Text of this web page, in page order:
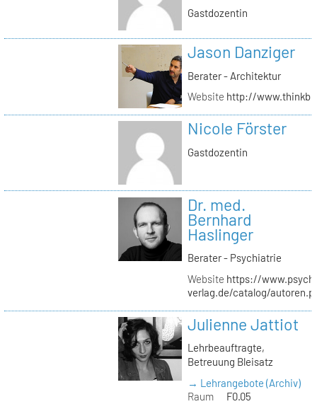
Gastdozentin
Jason Danziger
Berater - Architektur
Website http://
Nicole Förster
Gastdozentin
Dr. med.
Bernhard
Haslinger
Berater - Psychiatrie
Website https://
verlag.de/catalog/
Julienne Jattiot
Lehrbeauftragte,
Betreuung Bleisatz
→ Lehrangebote (Archiv)
Raum
F0.05